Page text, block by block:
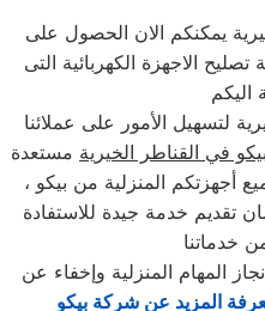
يمكنكم الان الحصول على
الاجهزة الكهربائية التى
اليكم
لتسهيل الأمور على عملائنا
في القناطر الخيرية مستعدة
أجهزتكم المنزلية من بيكو ،
تقديم خدمة جيدة للاستفادة
المهام المنزلية وإخفاء عن
المزيد عن شركة بيكو